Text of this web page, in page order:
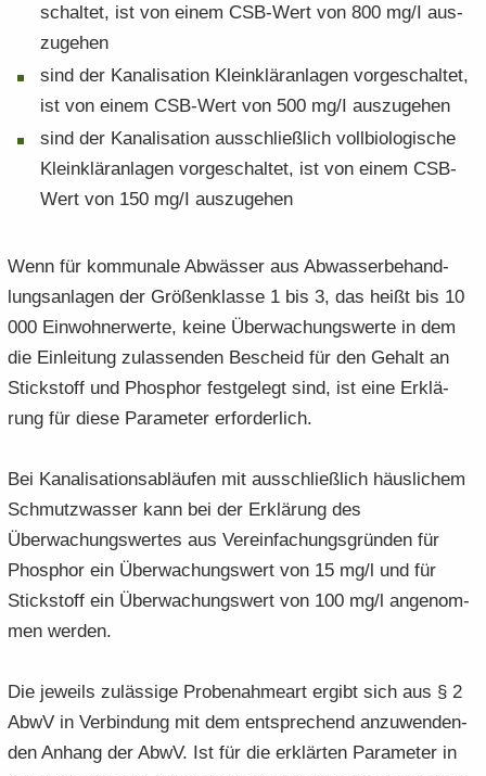
schal­tet, ist von einem CSB-​Wert von 800 mg/I aus­
zu­ge­hen
sind der Ka­na­li­sa­ti­on Klein­klär­an­la­gen vor­ge­schal­tet,
ist von einem CSB-​Wert von 500 mg/I aus­zu­ge­hen
sind der Ka­na­li­sa­ti­on aus­schließ­lich voll­bio­lo­gi­sche
Klein­klär­an­la­gen vor­ge­schal­tet, ist von einem CSB-​
Wert von 150 mg/I aus­zu­ge­hen
Wenn für kom­mu­na­le Ab­wäs­ser aus Ab­was­ser­be­hand­
lungs­an­la­gen der Grö­ßen­klas­se 1 bis 3, das heißt bis 10
000 Ein­woh­ner­wer­te, keine Über­wa­chungs­wer­te in dem
die Ein­lei­tung zu­las­sen­den Be­scheid für den Ge­halt an
Stick­stoff und Phos­phor fest­ge­legt sind, ist eine Er­klä­
rung für diese Pa­ra­me­ter er­for­der­lich.
Bei Ka­na­li­sa­ti­ons­ab­läu­fen mit aus­schließ­lich häus­li­chem
Schmutz­was­ser kann bei der Er­klä­rung des
Über­wa­chungs­wer­tes aus Ver­ein­fa­chungs­grün­den für
Phos­phor ein Über­wa­chungs­wert von 15 mg/l und für
Stick­stoff ein Über­wa­chungs­wert von 100 mg/l an­ge­nom­
men wer­den.
Die je­weils zu­läs­si­ge Pro­be­nah­me­art er­gibt sich aus § 2
AbwV in Ver­bin­dung mit dem ent­spre­chend an­zu­wen­den­
den An­hang der AbwV. Ist für die er­klär­ten Pa­ra­me­ter in